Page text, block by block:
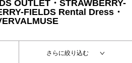
OUTLET・STRAWBERRY-
FIELDS Rental Dress・
さらに絞り込む